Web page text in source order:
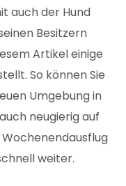
auch der Hund
Besitzern
Artikel einige
So können Sie
Umgebung in
neugierig auf
weiter.